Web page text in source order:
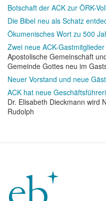
Botschaft der ACK zur ÖRK-
Die Bibel neu als Schatz
Ökumenisches Wort zu 500
Zwei neue ACK-Gastmitglieder
Apostolische Gemeinschaft
Gemeinde Gottes neu im
Neuer Vorstand und neue
ACK hat neue
Dr. Elisabeth Dieckmann wird
Rudolph